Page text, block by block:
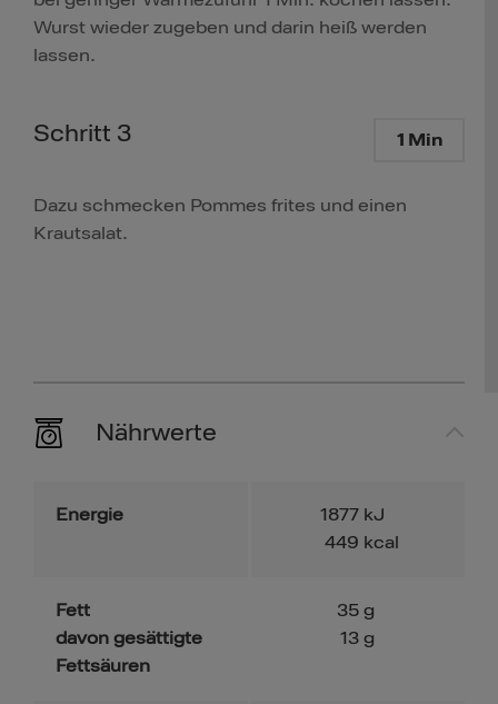
Wurst wieder zugeben und darin heiß werden
lassen.
Schritt 3 1 Min
Dazu schmecken Pommes frites und einen
Krautsalat.
Nährwerte
Energie 1877 kJ
449 kcal
Fett
davon gesättigte
Fettsäuren
35 g
13 g